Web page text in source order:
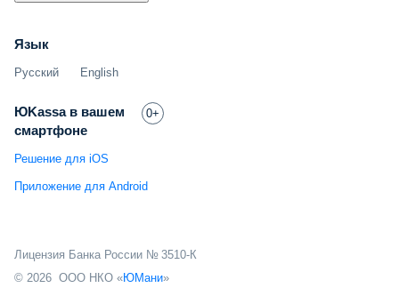
Язык
Русский English
ЮKassa в вашем
смартфоне
0+
Решение для iOS
Приложение для Android
Лицензия Банка России № 3510-К
© 2026 ООО НКО «ЮМани»